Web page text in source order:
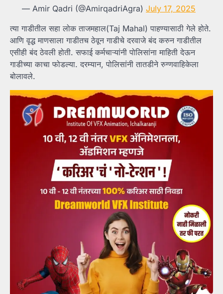
— Amir Qadri (@AmirqadriAgra) July 17, 2025
त्या गाडीतील सहा लोक ताजमहाल(Taj Mahal) पाहण्यासाठी गेले होते.
आणि वृद्ध माणसाला गाडीतच ठेवून गाडीचे दरवाजे बंद करुन गाडीतील
एसीही बंद ठेवली होती. सफाई कर्मचाऱ्यांनी पोलिसांना माहिती देऊन
गाडीच्या काचा फोडल्या. दरम्यान, पोलिसांनी तातडीने रुग्णवाहिकेला
बोलावले.